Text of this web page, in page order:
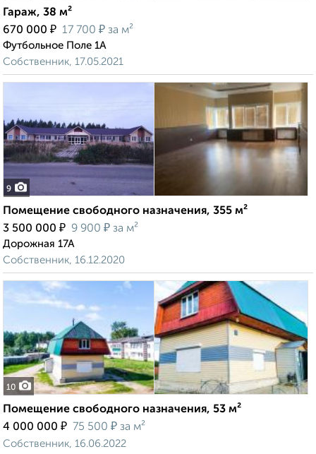
Гараж, 38 м²
670 000 ₽ 17 700 ₽ за м²
Футбольное Поле 1А
Собственник, 17.05.2021
9
Помещение свободного назначения, 355 м²
3 500 000 ₽ 9 900 ₽ за м²
Дорожная 17А
Собственник, 16.12.2020
10
Помещение свободного назначения, 53 м²
4 000 000 ₽ 75 500 ₽ за м²
Собственник, 16.06.2022